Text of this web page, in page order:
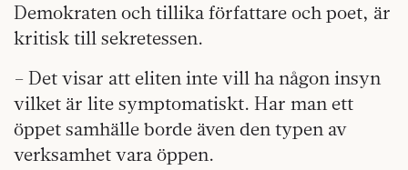
Demokraten och tillika författare och poet, är
kritisk till sekretessen.
– Det visar att eliten inte vill ha någon insyn
vilket är lite symptomatiskt. Har man ett
öppet samhälle borde även den typen av
verksamhet vara öppen.